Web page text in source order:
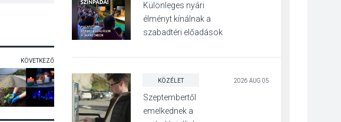
KÖVETKEZŐ
Különleges nyári
élményt kínálnak a
szabadtéri előadások
KÖZÉLET 2026 AUG 05
Szeptembertől
emelkednek a